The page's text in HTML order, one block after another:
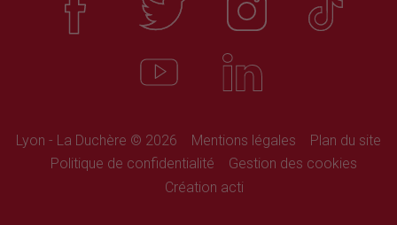
Lyon - La Duchère © 2026 Mentions légales
Plan du site
Politique de confidentialité
Gestion des cookies
Création acti